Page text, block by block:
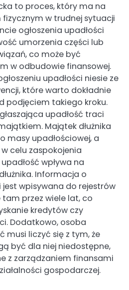
to proces, który ma na
w trudnej sytuacji
ogłoszenia upadłości
umorzenia części lub
co może być
w odbudowie finansowej.
upadłości niesie ze
które warto dokładnie
podjęciem takiego kroku.
upadłość traci
Majątek dłużnika
masy upadłościowej, a
celu zaspokojenia
wpływa na
Informacja o
jest wpisywana do rejestrów
tam przez wiele lat, co
kredytów czy
Dodatkowo, osoba
musi liczyć się z tym, że
być dla niej niedostępne,
z zarządzaniem finansami
gospodarczej.